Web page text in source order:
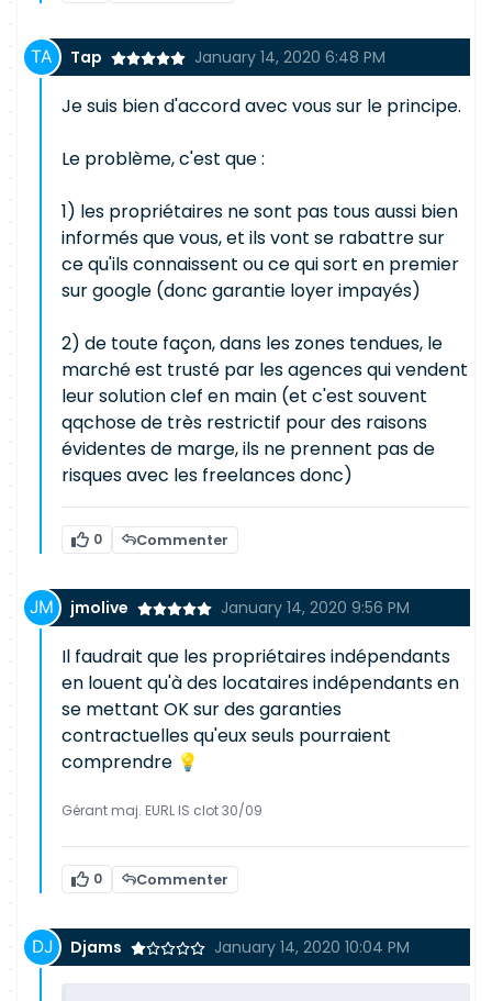
Tap January 14, 2020 6:48 PM
Je suis bien d'accord avec vous sur le principe.
Le problème, c'est que :
1) les propriétaires ne sont pas tous aussi bien
informés que vous, et ils vont se rabattre sur
ce qu'ils connaissent ou ce qui sort en premier
sur google (donc garantie loyer impayés)
2) de toute façon, dans les zones tendues, le
marché est trusté par les agences qui vendent
leur solution clef en main (et c'est souvent
qqchose de très restrictif pour des raisons
évidentes de marge, ils ne prennent pas de
risques avec les freelances donc)
0 Commenter
jmolive January 14, 2020 9:56 PM
Il faudrait que les propriétaires indépendants
en louent qu'à des locataires indépendants en
se mettant OK sur des garanties
contractuelles qu'eux seuls pourraient
comprendre 💡
Gérant maj. EURL IS clot 30/09
0 Commenter
Djams January 14, 2020 10:04 PM